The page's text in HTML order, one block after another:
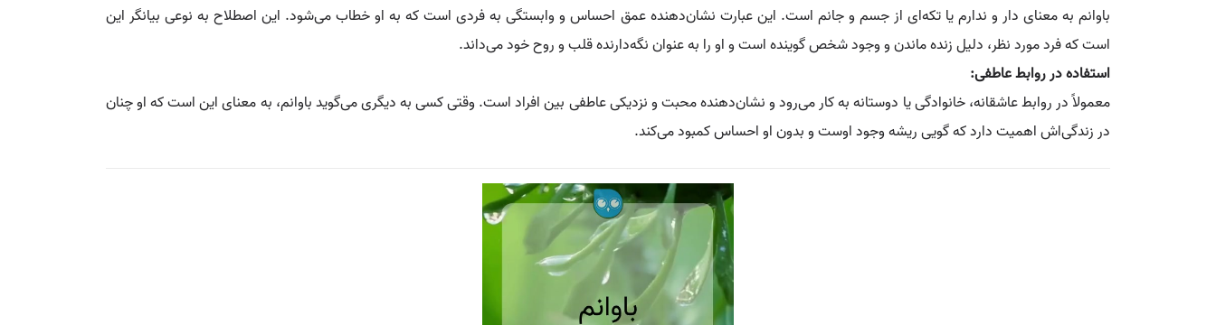
باوانم به معنای دار و ندارم یا تکه‌ای از جسم و جانم است. این عبارت نشان‌دهنده عمق احساس و وابستگی به فردی است که به او خطاب می‌شود. این اصطلاح به نوعی بیانگر این
است که فرد مورد نظر، دلیل زنده ماندن و وجود شخص گوینده است و او را به عنوان نگه‌دارنده قلب و روح خود می‌داند.
استفاده در روابط عاطفی:
معمولاً در روابط عاشقانه، خانوادگی یا دوستانه به کار می‌رود و نشان‌دهنده محبت و نزدیکی عاطفی بین افراد است. وقتی کسی به دیگری می‌گوید باوانم، به معنای این است که او چنان
در زندگی‌اش اهمیت دارد که گویی ریشه وجود اوست و بدون او احساس کمبود می‌کند.